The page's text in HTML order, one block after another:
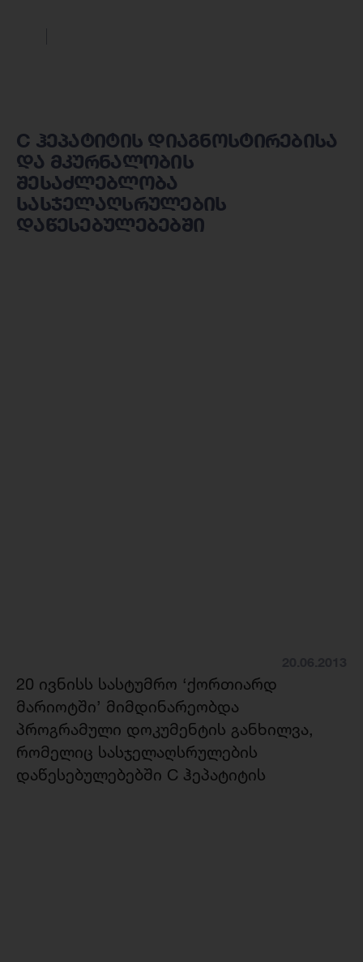
C ჰეპატიტის დიაგნოსტირებისა
და მკურნალობის
შესაძლებლობა
სასჯელაღსრულების
დაწესებულებებში
20 ივნისს სასტუმრო ‘ქორთიარდ
მარიოტში’ მიმდინარეობდა
პროგრამული დოკუმენტის განხილვა,
რომელიც სასჯელაღსრულების
დაწესებულებებში C ჰეპატიტის